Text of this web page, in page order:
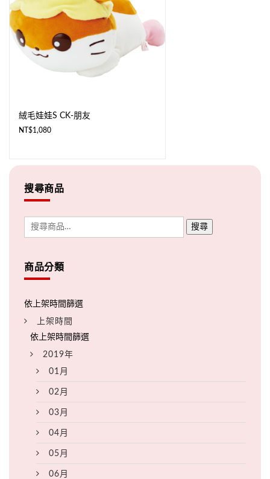
絨毛娃娃S CK-朋友
NT$1,080
搜尋商品
搜尋
商品分類
上架時間
2019年
01月
02月
03月
04月
05月
06月